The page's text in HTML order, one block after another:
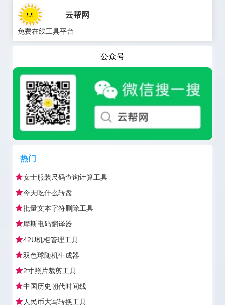
云帮网
免费在线工具平台
公众号
热门
女士服装尺码查询计算工具
今天吃什么转盘
批量文本字符删除工具
摩斯电码翻译器
42U机柜管理工具
双色球随机生成器
2寸照片裁剪工具
中国历史朝代时间线
人民币大写转换工具